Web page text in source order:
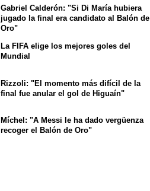
Gabriel Calderón: "Si Di María hubiera
jugado la final era candidato al Balón de
Oro"
La FIFA elige los mejores goles del
Mundial
Rizzoli: "El momento más difícil de la
final fue anular el gol de Higuaín"
Míchel: "A Messi le ha dado vergüenza
recoger el Balón de Oro"